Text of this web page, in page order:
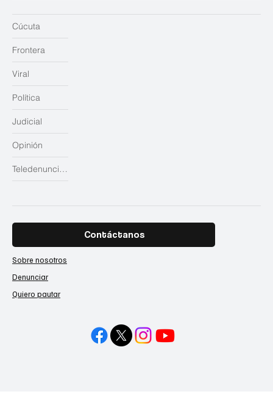
Judicial
Opinión
Teledenuncias
Cúcuta
Frontera
Viral
Política
Contáctanos
Sobre nosotros
Denunciar
Quiero pautar